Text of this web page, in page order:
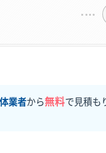
業者から無料で見積も